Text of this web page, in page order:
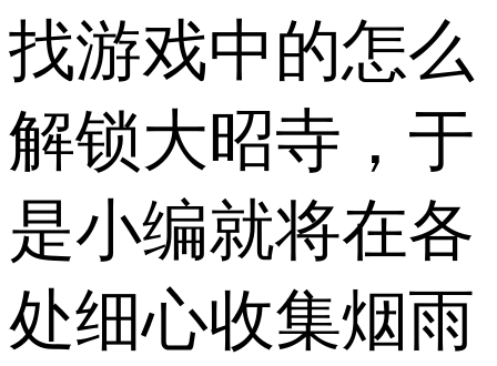
找游戏中的怎么
解锁大昭寺，于
是小编就将在各
处细心收集烟雨